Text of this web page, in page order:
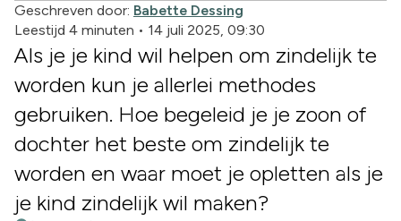
Geschreven door: Babette Dessing
Leestijd 4 minuten • 14 juli 2025, 09:30
Als je je kind wil helpen om zindelijk te
worden kun je allerlei methodes
gebruiken. Hoe begeleid je je zoon of
dochter het beste om zindelijk te
worden en waar moet je opletten als je
je kind zindelijk wil maken?